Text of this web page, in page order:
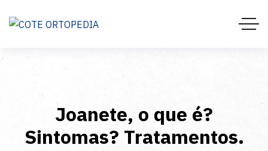
Joanete, o que é?
Sintomas? Tratamentos.